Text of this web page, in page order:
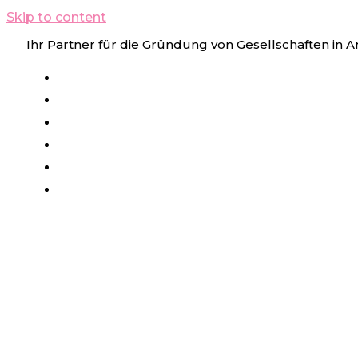
Skip to content
Ihr Partner für die Gründung von Gesellschaften in